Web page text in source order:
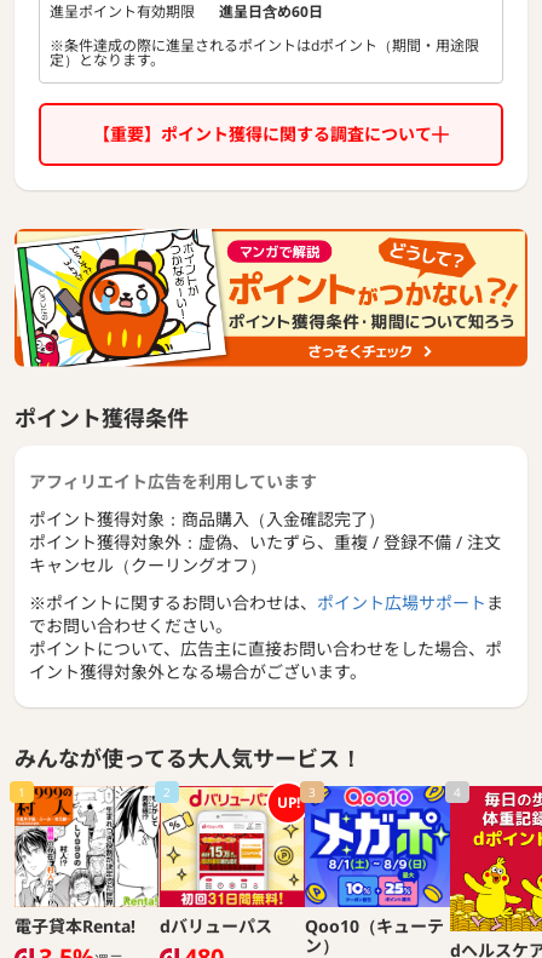
進呈ポイント有効期限
進呈日含め60日
※条件達成の際に進呈されるポイントはdポイント（期間・用途限
定）となります。
【重要】ポイント獲得に関する調査について
ポイント獲得条件
アフィリエイト広告を利用しています
ポイント獲得対象：商品購入（入金確認完了）
ポイント獲得対象外：虚偽、いたずら、重複 / 登録不備 / 注文
キャンセル（クーリングオフ）
※ポイントに関するお問い合わせは、 ポイント広場サポート ま
でお問い合わせください。
ポイントについて、広告主に直接お問い合わせをした場合、ポ
イント獲得対象外となる場合がございます。
みんなが使ってる大人気サービス！
1
電子貸本Renta!
2 UP!
dバリューパス
3
Qoo10（キューテ
ン）
4
dヘルスケ